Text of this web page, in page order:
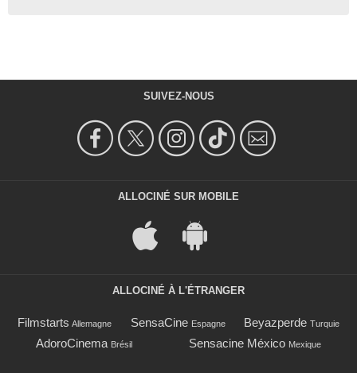
SUIVEZ-NOUS
ALLOCINÉ SUR MOBILE
ALLOCINÉ À L'ÉTRANGER
Filmstarts Allemagne SensaCine Espagne Beyazperde Turquie
AdoroCinema Brésil Sensacine México Mexique